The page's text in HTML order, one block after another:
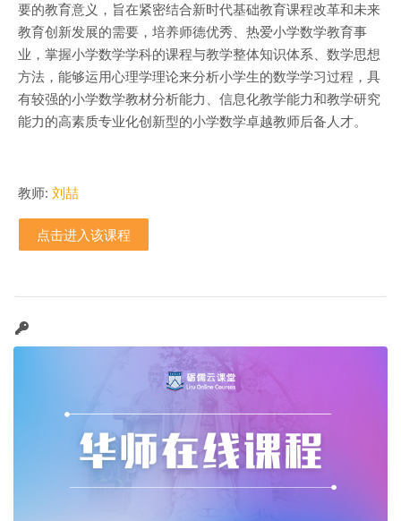
要的教育意义，旨在紧密结合新时代基础教育课程改革和未来
教育创新发展的需要，培养师德优秀、热爱小学数学教育事
业，掌握小学数学学科的课程与教学整体知识体系、数学思想
方法，能够运用心理学理论来分析小学生的数学学习过程，具
有较强的小学数学教材分析能力、信息化教学能力和教学研究
能力的高素质专业化创新型的小学数学卓越教师后备人才。
教师: 刘喆
点击进入该课程